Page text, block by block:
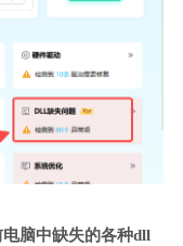
脑中缺失的各种dll